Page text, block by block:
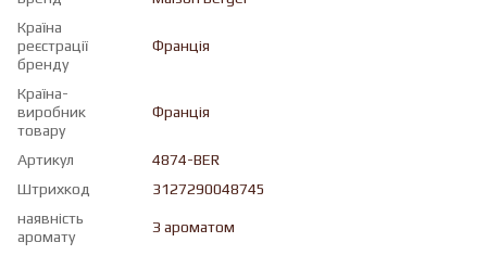
Країна
реєстрації
бренду
Франція
Країна-
виробник
товару
Франція
Артикул
4874-BER
Штрихкод
3127290048745
наявність
аромату
З ароматом